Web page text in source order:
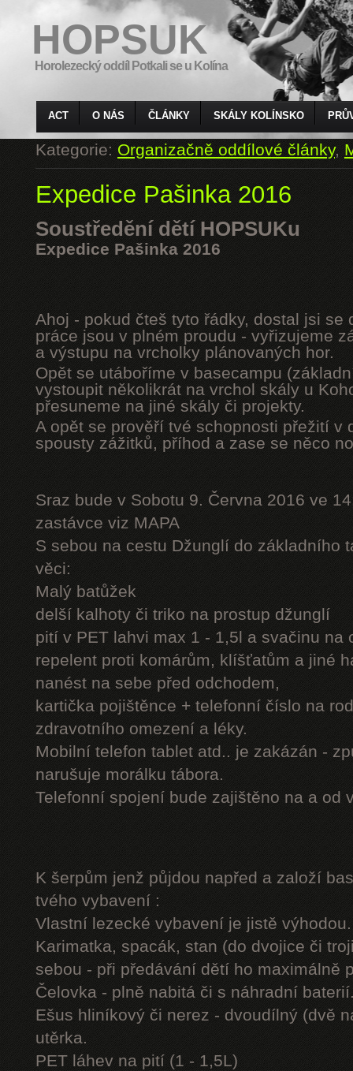
HOPSUK
Horolezecký oddíl Potkali se u Kolína
ACT O NÁS ČLÁNKY SKÁLY KOLÍNSKO
Kategorie:Organizačně oddílové články,
Expedice Pašinka 2016
Soustředění dětí HOPSUKu
Expedice Pašinka 2016
Ahoj - pokud čteš tyto řádky, dostal jsi se
práce jsou v plném proudu - vyřizujeme
a výstupu na vrcholky plánovaných hor.
Opět se utáboříme v basecampu
vystoupit několikrát na vrchol skály u
přesuneme na jiné skály či projekty.
A opět se prověří tvé schopnosti přežití v
spousty zážitků, příhod a zase se něco
Sraz bude v Sobotu 9. Června 2016 ve
zastávce viz MAPA
S sebou na cestu Džunglí do základního
věci:
Malý batůžek
delší kalhoty či triko na prostup džunglí
pití v PET lahvi max 1 - 1,5l a svačinu na
repelent proti komárům, klíšťatům a jiné
nanést na sebe před odchodem,
kartička pojištěnce + telefonní číslo na
zdravotního omezení a léky.
Mobilní telefon tablet atd.. je zakázán -
narušuje morálku tábora.
Telefonní spojení bude zajištěno na a od
K šerpům jenž půjdou napřed a založí
tvého vybavení :
Vlastní lezecké vybavení je jistě výhodou.
Karimatka, spacák, stan (do dvojice či
sebou - při předávání dětí ho maximálně
Čelovka - plně nabitá či s náhradní
Ešus hliníkový či nerez - dvoudílný (dvě
utěrka.
PET láhev na pití (1 - 1,5L)